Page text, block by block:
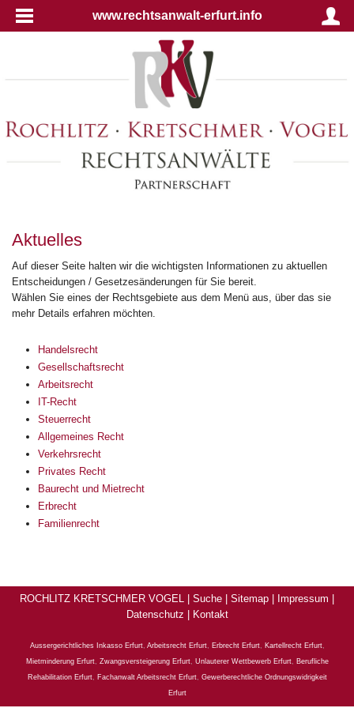
www.rechtsanwalt-erfurt.info
Aktuelles
Auf dieser Seite halten wir die wichtigsten Informationen zu aktuellen
Entscheidungen / Gesetzesänderungen für Sie bereit.
Wählen Sie eines der Rechtsgebiete aus dem Menü aus, über das sie
mehr Details erfahren möchten.
Handelsrecht
Gesellschaftsrecht
Arbeitsrecht
IT-Recht
Steuerrecht
Allgemeines Recht
Verkehrsrecht
Privates Recht
Baurecht und Mietrecht
Erbrecht
Familienrecht
ROCHLITZ KRETSCHMER VOGEL | Suche Sitemap Impressum
Datenschutz
Kontakt
Aussergerichtliches Inkasso Erfurt, Arbeitsrecht Erfurt, Erbrecht Erfurt, Kartellrecht Erfurt,
Mietminderung Erfurt, Zwangsversteigerung Erfurt, Unlauterer Wettbewerb Erfurt, Berufliche
Rehabilitation Erfurt, Fachanwalt Arbeitsrecht Erfurt, Gewerberechtliche Ordnungswidrigkeit
Erfurt